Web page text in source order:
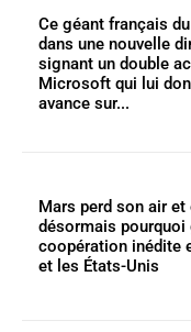
Ce géant français
dans une nouvelle
signant un double
Microsoft qui lui
avance sur...
Mars perd son air
désormais pourquoi
coopération inédite
et les États-Unis